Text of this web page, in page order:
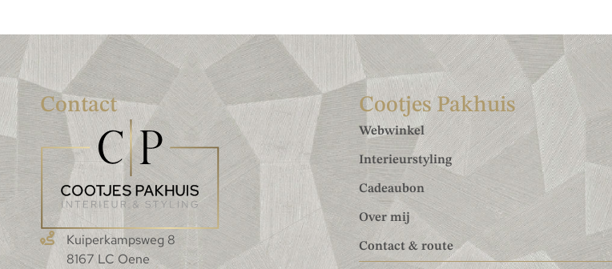
Contact
Kuiperkampsweg 8
8167 LC Oene
Cootjes Pakhuis
Webwinkel
Interieurstyling
Cadeaubon
Over mij
Contact & route